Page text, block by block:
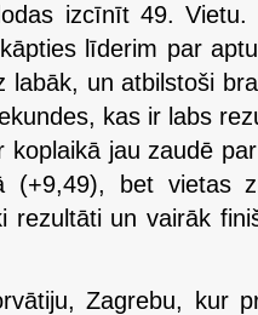
izcīnīt 49.
līderim par
labāk, un atbilstoši
kas ir labs
koplaikā jau zaudē
(+9,49), bet vietas
un vairāk
Zagrebu, kur